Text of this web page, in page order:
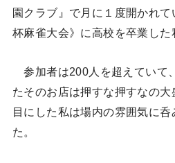
園クラブ』で月に１度開かれ
杯麻雀大会》に高校を卒業した
参加者は200人を超えていて
たそのお店は押すな押すなの
目にした私は場内の雰囲気に
た。